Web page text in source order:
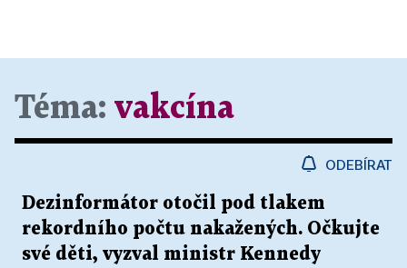
Téma: vakcína
ODEBÍRAT
Dezinformátor otočil pod tlakem
rekordního počtu nakažených. Očkujte
své děti, vyzval ministr Kennedy